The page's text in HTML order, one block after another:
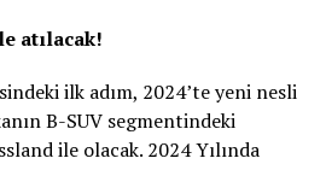
atılacak!
ilk adım, 2024’te yeni nesli
B-SUV segmentindeki
ile olacak. 2024 Yılında